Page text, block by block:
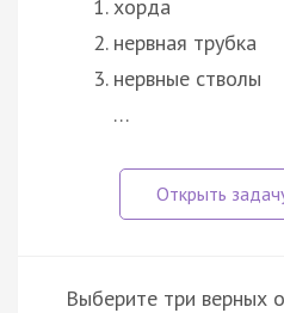
хорда
нервная трубка
нервные стволы
…
Выберите три верных